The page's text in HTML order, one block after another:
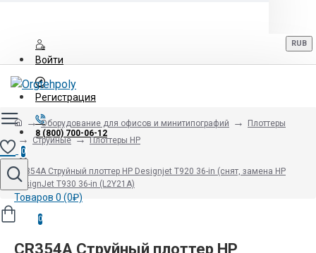
Войти
Регистрация
8 (800) 700-06-12
RUB
0
Товаров 0 (0₽)
0
Оборудование для офисов и минитипографий
Плоттеры
Струйные
Плоттеры HP
CR354A Cтруйный плоттер HP Designjet T920 36-in (снят, замена HP
DesignJet T930 36-in (L2Y21A)
CR354A Cтруйный плоттер HP